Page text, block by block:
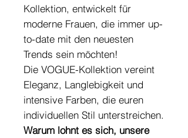
Kollektion, entwickelt für
moderne Frauen, die immer up-
to-date mit den neuesten
Trends sein möchten!
Die VOGUE-Kollektion vereint
Eleganz, Langlebigkeit und
intensive Farben, die euren
individuellen Stil unterstreichen.
Warum lohnt es sich, unsere